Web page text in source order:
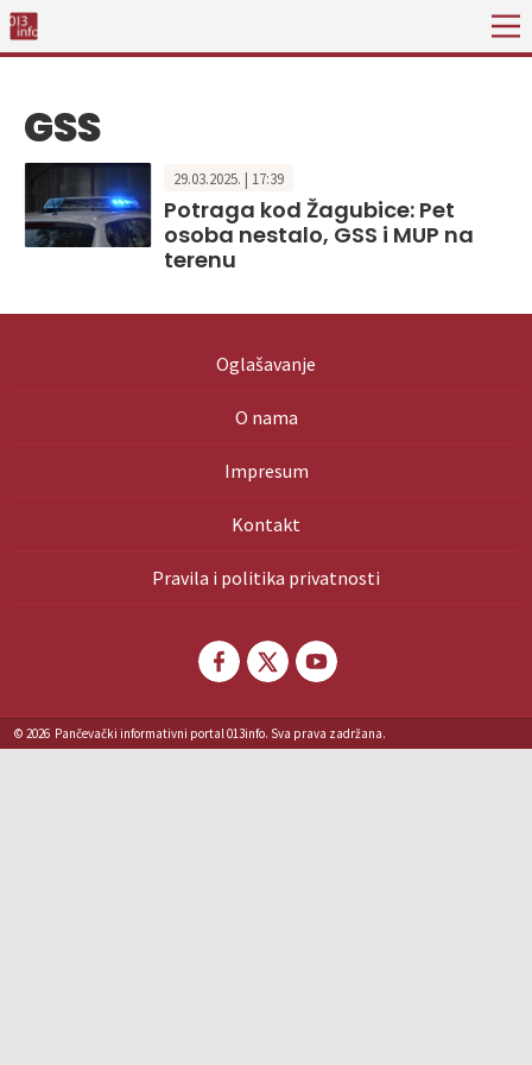
GSS
29.03.2025. | 17:39
Potraga kod Žagubice: Pet
osoba nestalo, GSS i MUP na
terenu
Oglašavanje
O nama
Impresum
Kontakt
Pravila i politika privatnosti
© 2026 Pančevački informativni portal 013info. Sva prava zadržana.